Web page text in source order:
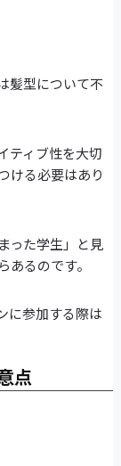
髪型について不
ティブ性を大切
ける必要はあり
った学生」と見
るのです。
に参加する際は
点